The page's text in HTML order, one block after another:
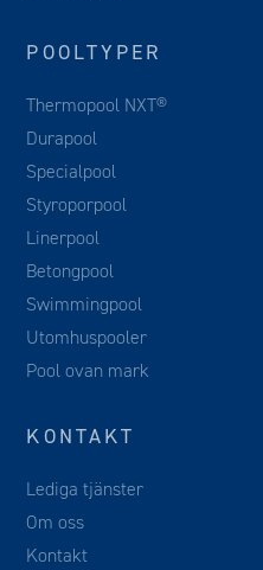
POOLTYPER
Thermopool NXT®
Durapool
Specialpool
Styroporpool
Linerpool
Betongpool
Swimmingpool
Utomhuspooler
Pool ovan mark
KONTAKT
Lediga tjänster
Om oss
Kontakt